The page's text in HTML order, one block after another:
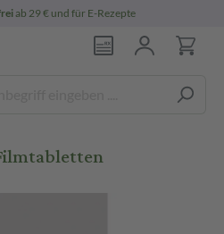
ab 29 € und für E-Rezepte